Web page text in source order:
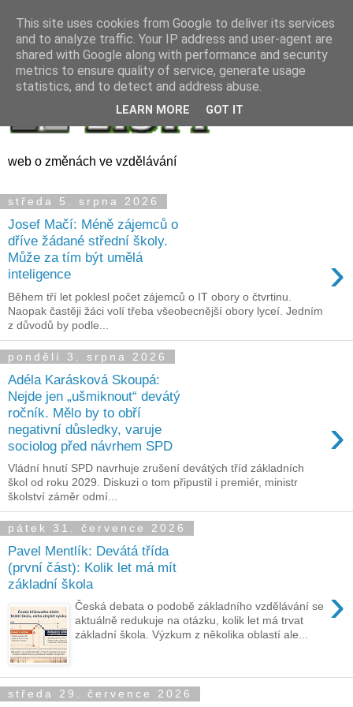
web o změnách ve vzdělávání
středa 5. srpna 2026
Josef Mačí: Méně zájemců o
dříve žádané střední školy.
Může za tím být umělá
inteligence
›
Během tří let poklesl počet zájemců o IT obory o čtvrtinu.
Naopak častěji žáci volí třeba všeobecnější obory lyceí. Jedním
z důvodů by podle...
pondělí 3. srpna 2026
Adéla Karásková Skoupá:
Nejde jen „ušmiknout“ devátý
ročník. Mělo by to obří
negativní důsledky, varuje
sociolog před návrhem SPD
›
Vládní hnutí SPD navrhuje zrušení devátých tříd základních
škol od roku 2029. Diskuzi o tom připustil i premiér, ministr
školství záměr odmí...
pátek 31. července 2026
Pavel Mentlík: Devátá třída
(první část): Kolik let má mít
základní škola
›
Česká debata o podobě základního vzdělávání se
aktuálně redukuje na otázku, kolik let má trvat
základní škola. Výzkum z několika oblastí ale...
středa 29. července 2026
This site uses cookies from Google to deliver its services
and to analyze traffic. Your IP address and user-agent are
shared with Google along with performance and security
metrics to ensure quality of service, generate usage
statistics, and to detect and address abuse.
LEARN MORE GOT IT